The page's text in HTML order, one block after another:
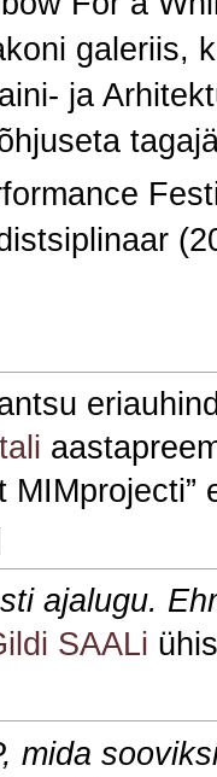
galeriis,
ja
MIMprojecti”
ajalugu.
SAALi
mida